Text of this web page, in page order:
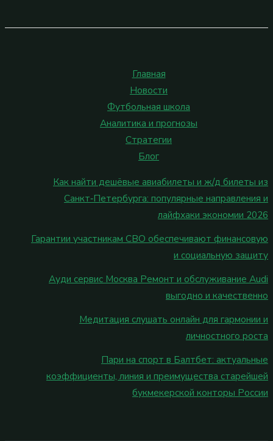
Главная
Новости
Футбольная школа
Аналитика и прогнозы
Стратегии
Блог
Как найти дешёвые авиабилеты и ж/д билеты из
Санкт‑Петербурга: популярные направления и
лайфхаки экономии 2026
Гарантии участникам СВО обеспечивают финансовую
и социальную защиту
Ауди сервис Москва Ремонт и обслуживание Audi
выгодно и качественно
Медитация слушать онлайн для гармонии и
личностного роста
Пари на спорт в Балтбет: актуальные
коэффициенты, линия и преимущества старейшей
букмекерской конторы России